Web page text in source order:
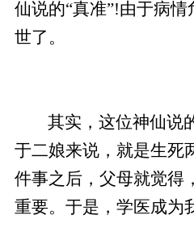
仙说的“真准”!由于病
世了。
其实，这位神仙说
于二娘来说，就是生死
件事之后，父母就觉得
重要。于是，学医成为